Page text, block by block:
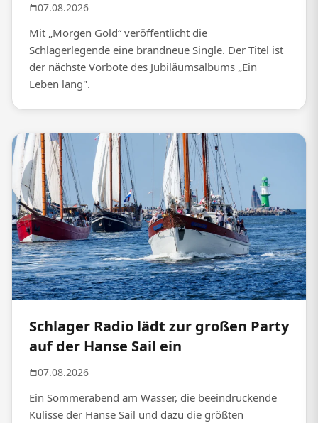
07.08.2026
Mit „Morgen Gold“ veröffentlicht die
Schlagerlegende eine brandneue Single. Der Titel ist
der nächste Vorbote des Jubiläumsalbums „Ein
Leben lang".
Schlager Radio lädt zur großen Party
auf der Hanse Sail ein
07.08.2026
Ein Sommerabend am Wasser, die beeindruckende
Kulisse der Hanse Sail und dazu die größten